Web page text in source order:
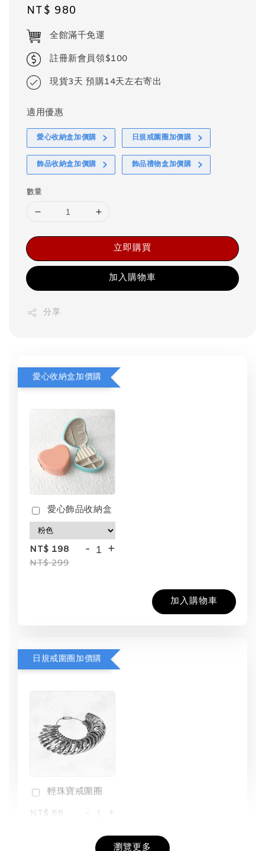
Regular
price
NT$ 980
全館滿千免運
註冊新會員領$100
現貨3天 預購14天左右寄出
適用優惠
愛心收納盒加價購 日規戒圍圈加價購
飾品收納盒加價購 飾品禮物盒加價購
數量
立即購買
加入購物車
分享
愛心收納盒加價購
愛心飾品收納盒
NT$ 198
NT$ 299
- +
加入購物車
日規戒圍圈加價購
輕珠寶戒圍圈
NT$ 69
+
瀏覽更多